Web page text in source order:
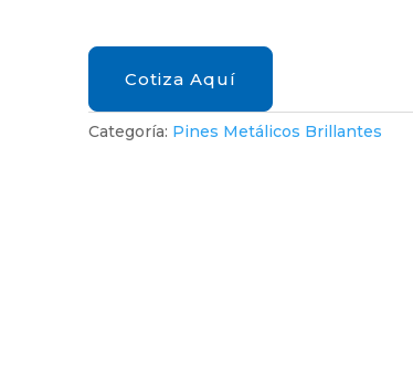
Cotiza Aquí
Categoría: Pines Metálicos Brillantes